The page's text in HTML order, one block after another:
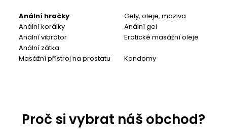
Anální hračky
Anální korálky
Anální vibrátor
Anální zátka
Masážní přístroj na prostatu
Gely, oleje, maziva
Anální gel
Erotické masážní oleje
Kondomy
Proč si vybrat náš obchod?